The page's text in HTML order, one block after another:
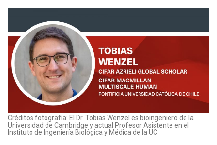
Créditos fotografía: El Dr. Tobias Wenzel es bioingeniero de la
Universidad de Cambridge y actual Profesor Asistente en el
Instituto de Ingeniería Biológica y Médica de la UC